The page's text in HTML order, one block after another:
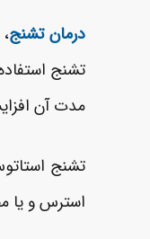
درمان تشنج
تشنج
مدت آن
استرس و یا